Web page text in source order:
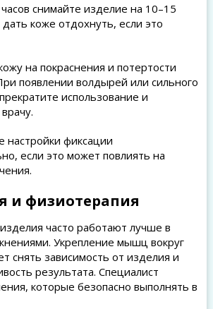
снимайте изделие на 10–15
коже отдохнуть, если это
на покраснения и потертости
появлении волдырей или сильного
использование и
настройки фиксации
если это может повлиять на
и физиотерапия
часто работают лучше в
Укрепление мышц вокруг
снять зависимость от изделия и
результата. Специалист
которые безопасно выполнять в